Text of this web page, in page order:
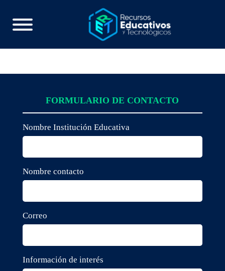
FORMULARIO DE CONTACTO
Nombre Institución Educativa
Nombre contacto
Correo
Información de interés